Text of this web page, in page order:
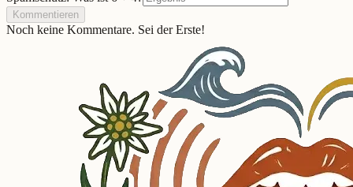
Kommentieren
Noch keine Kommentare. Sei der Erste!